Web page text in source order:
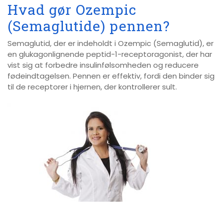
Hvad gør Ozempic
(Semaglutide) pennen?
Semaglutid, der er indeholdt i Ozempic (Semaglutid), er
en glukagonlignende peptid-1-receptoragonist, der har
vist sig at forbedre insulinfølsomheden og reducere
fødeindtagelsen. Pennen er effektiv, fordi den binder sig
til de receptorer i hjernen, der kontrollerer sult.